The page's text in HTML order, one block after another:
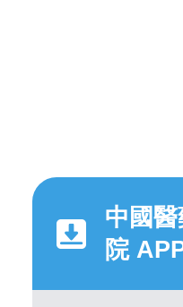
中國
院